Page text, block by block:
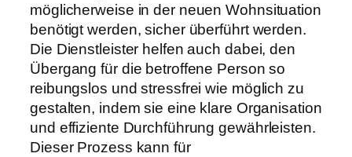
möglicherweise in der neuen Wohnsituation
benötigt werden, sicher überführt werden.
Die Dienstleister helfen auch dabei, den
Übergang für die betroffene Person so
reibungslos und stressfrei wie möglich zu
gestalten, indem sie eine klare Organisation
und effiziente Durchführung gewährleisten.
Dieser Prozess kann für